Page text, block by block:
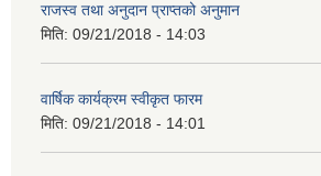
राजस्व तथा अनुदान प्राप्तको अनुमान
मिति: 09/21/2018 - 14:03
वार्षिक कार्यक्रम स्वीकृत फारम
मिति: 09/21/2018 - 14:01